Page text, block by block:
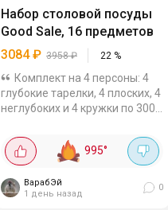
Набор столовой посуды
Good Sale, 16 предметов
3084₽ 3958₽ 22 %
Комплект на 4 персоны: 4
глубокие тарелки, 4 плоских, 4
неглубоких и 4 кружки по 300
универсального размера
тоже входят в набор.
Керамика с...
995°
ВарабЭй
1 день назад
0